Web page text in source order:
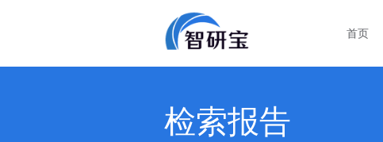
首页
检索报告